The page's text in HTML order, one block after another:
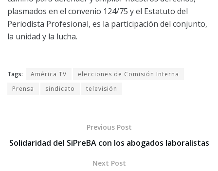
plasmados en el convenio 124/75 y el Estatuto del
Periodista Profesional, es la participación del conjunto,
la unidad y la lucha.
Tags: América TV
elecciones de Comisión Interna
Prensa
sindicato televisión
Previous Post
Solidaridad del SiPreBA con los abogados laboralistas
Next Post